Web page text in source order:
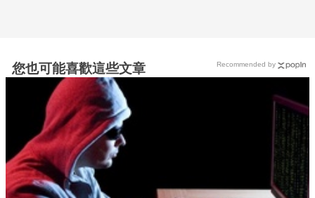
您也可能喜歡這些文章 Recommended by